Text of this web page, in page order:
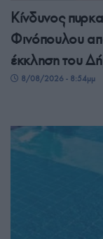
Κίνδυνος
Φινόπουλου
έκκληση του
8/08/2026 - 8:54μμ